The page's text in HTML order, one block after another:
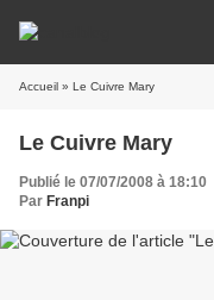
Accueil » Le Cuivre Mary
Le Cuivre Mary
Publié le 07/07/2008 à 18:10
Par Franpi